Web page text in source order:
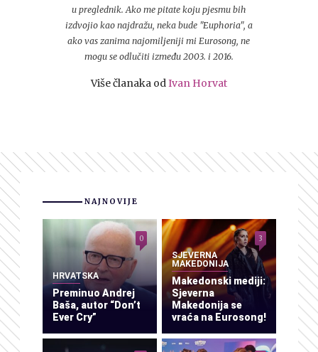
u preglednik. Ako me pitate koju pjesmu bih
izdvojio kao najdražu, neka bude "Euphoria", a
ako vas zanima najomiljeniji mi Eurosong, ne
mogu se odlučiti između 2003. i 2016.
Više članaka odIvan Horvat
NAJNOVIJE
HRVATSKA
Preminuo Andrej
Baša, autor “Don’t
Ever Cry”
0
SJEVERNA
MAKEDONIJA
Makedonski mediji:
Sjeverna
Makedonija se
vraća na Eurosong!
3